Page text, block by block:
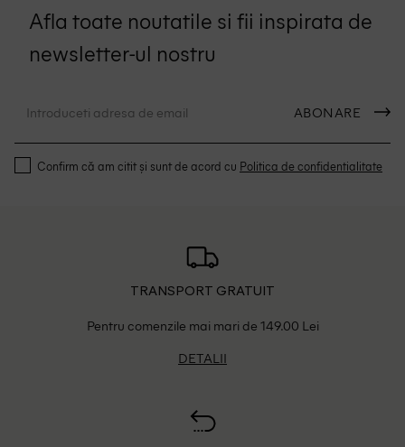
Afla toate noutatile si fii inspirata de
newsletter-ul nostru
ABONARE
Confirm că am citit și sunt de acord cu Politica de confidentialitate
TRANSPORT GRATUIT
Pentru comenzile mai mari de 149.00 Lei
DETALII